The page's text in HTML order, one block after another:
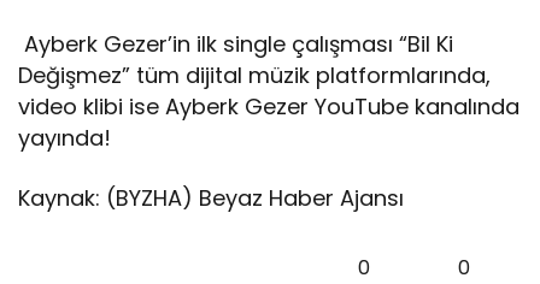
Ayberk Gezer’in ilk single çalışması “Bil Ki
Değişmez” tüm dijital müzik platformlarında,
video klibi ise Ayberk Gezer YouTube kanalında
yayında!
Kaynak: (BYZHA) Beyaz Haber Ajansı
0 0